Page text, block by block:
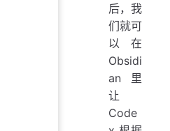
后，我
们就可
以在
Obsidi
an 里
让
Code